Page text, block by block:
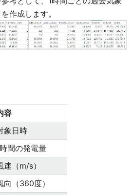
作成します。
容
象日時
間の発電量
速（m/s）
向（360度）